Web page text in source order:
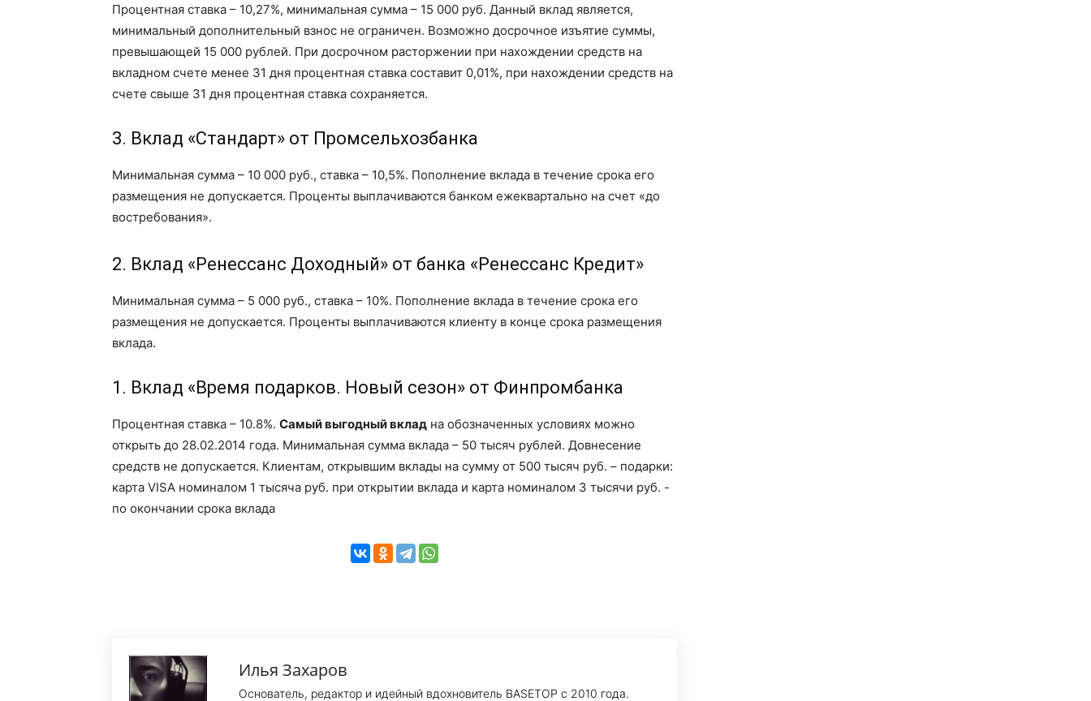
Процентная ставка – 10,27%, минимальная сумма – 15 000 руб. Данный вклад является,
минимальный дополнительный взнос не ограничен. Возможно досрочное изъятие суммы,
превышающей 15 000 рублей. При досрочном расторжении при нахождении средств на
вкладном счете менее 31 дня процентная ставка составит 0,01%, при нахождении средств на
счете свыше 31 дня процентная ставка сохраняется.
3. Вклад «Стандарт» от Промсельхозбанка
Минимальная сумма – 10 000 руб., ставка – 10,5%. Пополнение вклада в течение срока его
размещения не допускается. Проценты выплачиваются банком ежеквартально на счет «до
востребования».
2. Вклад «Ренессанс Доходный» от банка «Ренессанс Кредит»
Минимальная сумма – 5 000 руб., ставка – 10%. Пополнение вклада в течение срока его
размещения не допускается. Проценты выплачиваются клиенту в конце срока размещения
вклада.
1. Вклад «Время подарков. Новый сезон» от Финпромбанка
Процентная ставка – 10.8%. Самый выгодный вклад на обозначенных условиях можно
открыть до 28.02.2014 года. Минимальная сумма вклада – 50 тысяч рублей. Довнесение
средств не допускается. Клиентам, открывшим вклады на сумму от 500 тысяч руб. – подарки:
карта VISA номиналом 1 тысяча руб. при открытии вклада и карта номиналом 3 тысячи руб. -
по окончании срока вклада
Илья Захаров
Основатель, редактор и идейный вдохновитель BASETOP с 2010 года.